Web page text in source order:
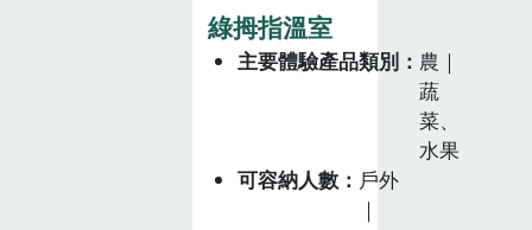
綠拇指溫室
主要體驗產品類別
農｜
蔬
菜、
水果
可容納人數
戶外
｜